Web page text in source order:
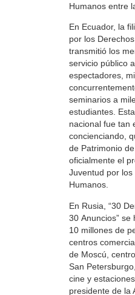
Humanos entre
En Ecuador, la
por los
transmitió los
servicio público
espectadores,
seminarios a
estudiantes.
nacional fue tan
concienciando,
de Patrimonio
oficialmente el
Juventud por los
Humanos.
En Rusia, “30
30 Anuncios” se
10 millones de
centros
de Moscú,
San
cine y
presidente de la